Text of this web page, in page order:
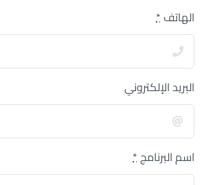
الهاتف *
البريد الإلكتروني
اسم البرنامج*